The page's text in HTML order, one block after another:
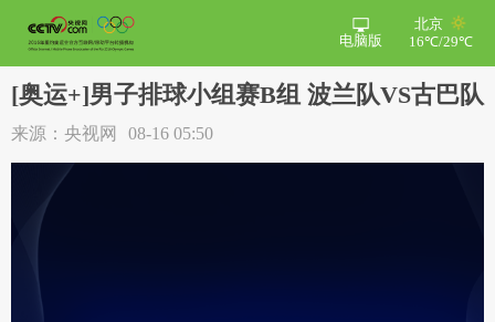
北京
16℃/29℃
电脑版
[奥运+]男子排球小组赛B组 波兰队VS古巴队
来源：央视网 08-16 05:50